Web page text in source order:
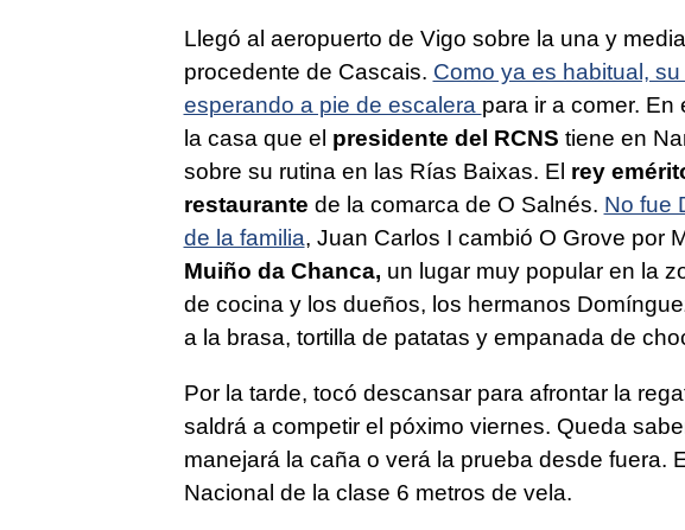
Llegó al aeropuerto de Vigo sobre la una y
procedente de Cascais. Como ya es habitual,
esperando a pie de escalera para ir a comer.
la casa que el presidente del RCNS tiene en
sobre su rutina en las Rías Baixas. El rey
restaurante de la comarca de O Salnés. No fue
de la familia, Juan Carlos I cambió O Grove por
Muiño da Chanca, un lugar muy popular en la
de cocina y los dueños, los hermanos
a la brasa, tortilla de patatas y empanada de
Por la tarde, tocó descansar para afrontar la
saldrá a competir el póximo viernes. Queda
manejará la caña o verá la prueba desde fuera.
Nacional de la clase 6 metros de vela.